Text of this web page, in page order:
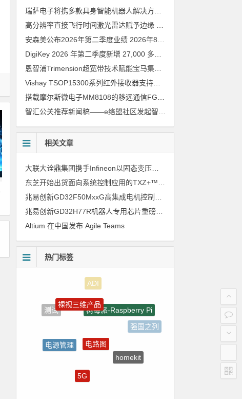
安森美公布2026年第二季度业绩 2026年8月6日
恩智浦Trimension超宽带技术赋能宝马集团Digital Key Plus及生命体存在检测功能
Vishay TSOP15300系列红外接收器支持所有主流遥控代码
相关文章
大联大诠鼎集团携手Infineon以固态变压器重构配电效率新标杆
兆易创新GD32H77R机器人专用芯片重磅亮相，精准赋能伺服驱动与关节控制
Altium 在中国发布 Agile Teams
热门标签
测试
裸视三维产品
树莓派-Raspberry Pi
强国之列
homekit
嵌入式
5G